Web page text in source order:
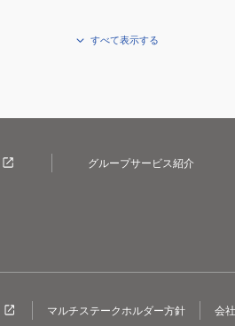
すべて表示する
グループサービス紹介
マルチステークホルダー方針 会